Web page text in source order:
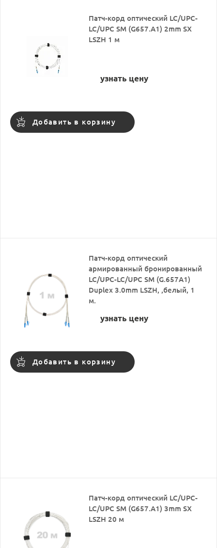
Патч-корд оптический LC/UPC-
LC/UPC SM (G657.A1) 2mm SX
LSZH 1 м
узнать цену
Добавить в корзину
Патч-корд оптический
армированный бронированный
LC/UPC-LC/UPC SM (G.657A1)
Duplex 3.0mm LSZH, ,белый, 1
м.
узнать цену
Добавить в корзину
Патч-корд оптический LC/UPC-
LC/UPC SM (G657.A1) 3mm SX
LSZH 20 м